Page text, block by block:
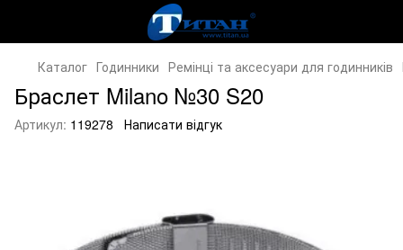
Каталог Годинники Ремінці та аксесуари для годинників
Браслет Milano №30 S20
Артикул: 119278 Написати відгук